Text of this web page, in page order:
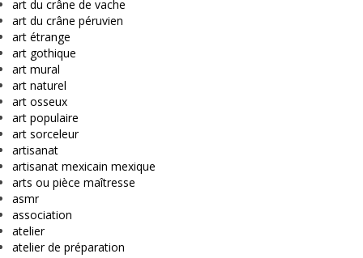
art du crâne de vache
art du crâne péruvien
art étrange
art gothique
art mural
art naturel
art osseux
art populaire
art sorceleur
artisanat
artisanat mexicain mexique
arts ou pièce maîtresse
asmr
association
atelier
atelier de préparation